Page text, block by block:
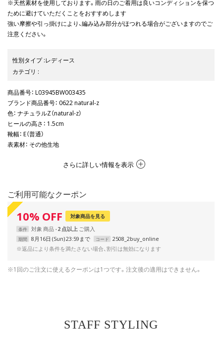
※天然素材を使用しております。雨の日のご着用は良いコンディションを保つ
ために避けていただくことをおすすめします
強い摩擦や引っ掛けにより、編み込み部分がほつれる場合がございますのでご
注意ください。
性別タイプ:レディース
カテゴリ :
商品番号： L03945BW003435
ブランド商品番号： 0622 natural-z
色： ナチュラルZ（natural-z）
ヒールの高さ ： 1.5cm
靴幅： E（普通）
表素材： その他生地
さらに詳しい情報を表示
ご利用可能なクーポン
10% OFF 対象商品を見る
条件 対象商品 2 点以上
期間 8月16日 (Sun) 23:59まで コード
2508_2buy_online
※返品により条件を満たさない場合、割引は無効になります
※1回のご注文に使えるクーポンは1つです。注文後の適用はできません。
STAFF STYLING